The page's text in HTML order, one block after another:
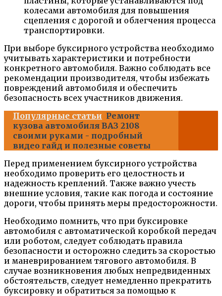
колесами автомобиля для повышения
сцепления с дорогой и облегчения процесса
транспортировки.
При выборе буксирного устройства необходимо
учитывать характеристики и потребности
конкретного автомобиля. Важно соблюдать все
рекомендации производителя, чтобы избежать
повреждений автомобиля и обеспечить
безопасность всех участников движения.
Популярные статьи Ремонт
кузова автомобиля ВАЗ 2108
своими руками - подробный
видео гайд и полезные советы
Перед применением буксирного устройства
необходимо проверить его целостность и
надежность креплений. Также важно учесть
внешние условия, такие как погода и состояние
дороги, чтобы принять меры предосторожности.
Необходимо помнить, что при буксировке
автомобиля с автоматической коробкой передач
или роботом, следует соблюдать правила
безопасности и осторожно следить за скоростью
и маневрированием тягового автомобиля. В
случае возникновения любых непредвиденных
обстоятельств, следует немедленно прекратить
буксировку и обратиться за помощью к